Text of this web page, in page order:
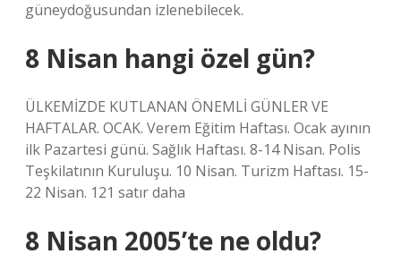
güneydoğusundan izlenebilecek.
8 Nisan hangi özel gün?
ÜLKEMİZDE KUTLANAN ÖNEMLİ GÜNLER VE
HAFTALAR. OCAK. Verem Eğitim Haftası. Ocak ayının
ilk Pazartesi günü. Sağlık Haftası. 8-14 Nisan. Polis
Teşkilatının Kuruluşu. 10 Nisan. Turizm Haftası. 15-
22 Nisan. 121 satır daha
8 Nisan 2005’te ne oldu?